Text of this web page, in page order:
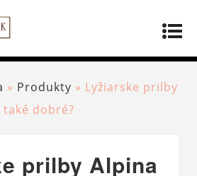
» Produkty » Lyžiarske prilby
dobré?
prilby Alpina